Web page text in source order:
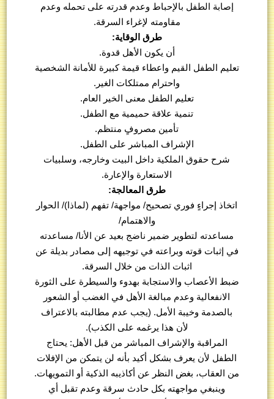
إصابة الطفل بالإحباط وعدم قدرته على تحمله وعدم
مقاومته لإغراء السرقة.
طرق الوقاية:
أن يكون الأهل قدوة.
تعليم الطفل القيم واعطاء قيمة كبيرة للأمانة الشخصية
واحترام ممتلكات الغير.
تعليم الطفل معنى الخير العام.
تنمية علاقة حميمية مع الطفل.
تأمين مصروفٍ منتظم.
الإشراف المباشر على الطفل.
شرح حقوق الملكية داخل البيت وخارجه، وسلبيات
الاستعارة والإعارة.
طرق المعالجة:
اتخاذ إجراءٍ فوري تصحيح/ مواجهة/ تفهم (لماذا)/ الحوار
والاهتمام/
مساعدته لتطوير ضمير ناضج بعيد عن الأنا/ مساعدته
في إثبات قوته وبراعته في توجيهه إلى مصادر بديلة عن
اثبات الذات من خلال السرقة.
ضبط الأعصاب والاستجابة بهدوء والسيطرة على الثورة
الانفعالية وعدم مبالغة الأهل في الغضب أو الشعور
بالصدمة وخيبة الأمل. (يجب عدم مطالبته بالاعتراف
لأن هذا يرغمه على الكذب).
المراقبة والإشراف المباشر من قبل الأهل: يحتاج
الطفل لأن يعرف بشكل أكيد بأنه لن يتمكن من الإفلات
من العقاب، بغض النظر عن أكاذيبه الذكية أو التمويهات.
وينبغي مواجهته بكل حادث سرقة وعدم تقبل أي